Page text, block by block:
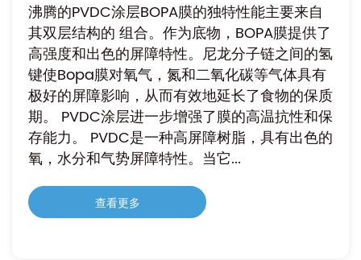
沸腾的PVDC涂层BOPA膜的独特性能主要来自
其双层结构的 组合。作为底物，BOPA膜提供了
高强度和出色的屏障特性。尼龙分子链之间的氢
键使Bopa膜对氧气，氮和二氧化碳等气体具有
极好的屏障影响，从而有效地延长了食物的保质
期。 PVDC涂层进一步增强了膜的高温抗性和保
存能力。 PVDC是一种高屏障树脂，具有出色的
氧，水分和气势屏障特性。当它...
查看更多